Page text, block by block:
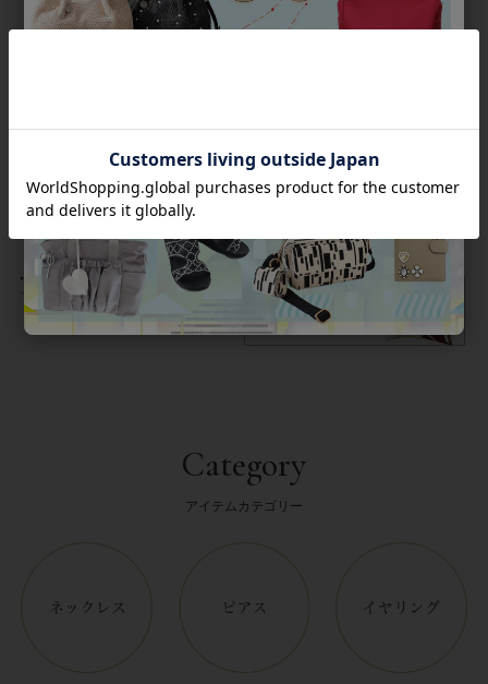
うな質感を再現しつつも、軽くてつけやすいことで人気を博し
返品について
Category
アイテムカテゴリー